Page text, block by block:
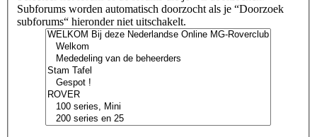
Subforums worden automatisch doorzocht als je “Doorzoek
subforums“ hieronder niet uitschakelt.